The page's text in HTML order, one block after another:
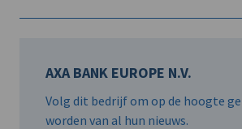
AXA BANK EUROPE N.V.
Volg dit bedrijf om op de hoogte
worden van al hun nieuws.